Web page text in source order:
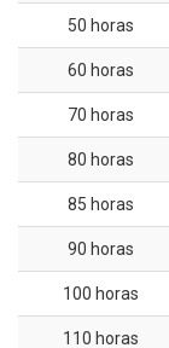
50 horas
60 horas
70 horas
80 horas
85 horas
90 horas
100 horas
110 horas